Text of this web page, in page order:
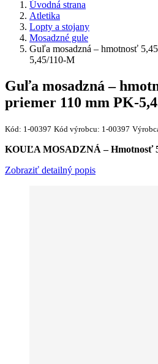
Úvodná strana
Atletika
Lopty a stojany
Mosadzné gule
Guľa mosadzná – hmotnosť
5,45/110-M
Guľa mosadzná –
priemer 110 mm PK-
Kód: 1-00397 Kód výrobcu: 1-00397
KOUĽA MOSADZNÁ – Hmotnosť
Zobraziť detailný popis